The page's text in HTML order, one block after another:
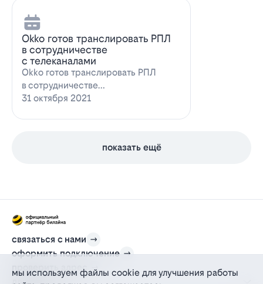
Оkko готов транслировать РПЛ
в сотрудничестве
с телеканалами
Оkko готов транслировать РПЛ
в сотрудничестве
с каналамиВидеосервис Okko
31 октября 2021
показать ещё
связаться с нами
оформить подключение
проверить адрес
для дома
мы используем файлы cookie для улучшения работы